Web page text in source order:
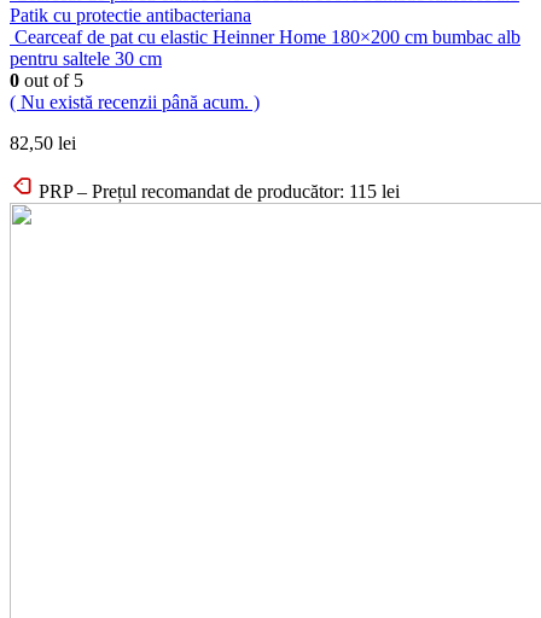
Patik cu protectie antibacteriana
Cearceaf de pat cu elastic Heinner Home 180×200 cm bumbac alb
pentru saltele 30 cm
0 out of 5
( Nu există recenzii până acum. )
82,50 lei
PRP – Prețul recomandat de producător: 115 lei